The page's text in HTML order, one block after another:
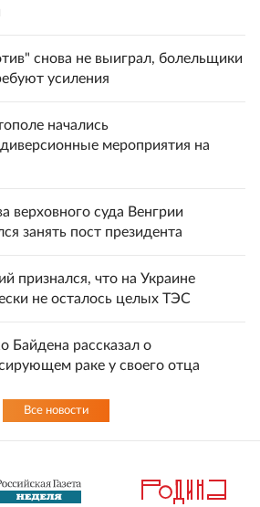
снова не выиграл, болельщики
усиления
начались
мероприятия на
верховного суда Венгрии
занять пост президента
признался, что на Украине
не осталось целых ТЭС
рассказал о
раке у своего отца
Все новости